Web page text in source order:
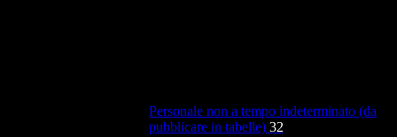
Personale non a tempo indeterminato (da
pubblicare in tabelle) 32